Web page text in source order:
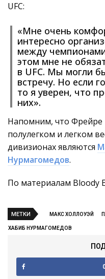
UFC:
«Мне очень
интересно
между
этом мне не
в UFC. Мы могли
встречу. Но если
то я уверен, что
них».
Напомним, что Фрейре
полулегком и легком
дивизионах являются
Нурмагомедов.
По материалам Bloody
МЕТКИ МАКС ХОЛЛОУЭЙ
ХАБИБ НУРМАГОМЕДОВ